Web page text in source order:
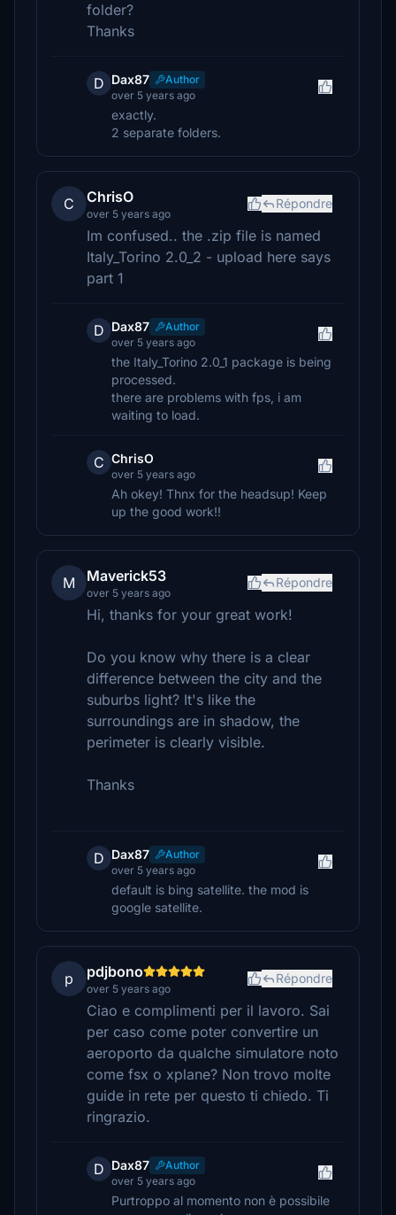
folder?
Thanks
D Dax87
Author
over 5 years ago
exactly.
2 separate folders.
C ChrisO
over 5 years ago
Répondre
Im confused.. the .zip file is named
Italy_Torino 2.0_2 - upload here says
part 1
D Dax87
Author
over 5 years ago
the Italy_Torino 2.0_1 package is being
processed.
there are problems with fps, i am
waiting to load.
C ChrisO
over 5 years ago
Ah okey! Thnx for the headsup! Keep
up the good work!!
M Maverick53
over 5 years ago
Répondre
Hi, thanks for your great work!
Do you know why there is a clear
difference between the city and the
suburbs light? It's like the
surroundings are in shadow, the
perimeter is clearly visible.
Thanks
D Dax87
Author
over 5 years ago
default is bing satellite. the mod is
google satellite.
p pdjbono
over 5 years ago
Répondre
Ciao e complimenti per il lavoro. Sai
per caso come poter convertire un
aeroporto da qualche simulatore noto
come fsx o xplane? Non trovo molte
guide in rete per questo ti chiedo. Ti
ringrazio.
D Dax87
Author
over 5 years ago
Purtroppo al momento non è possibile